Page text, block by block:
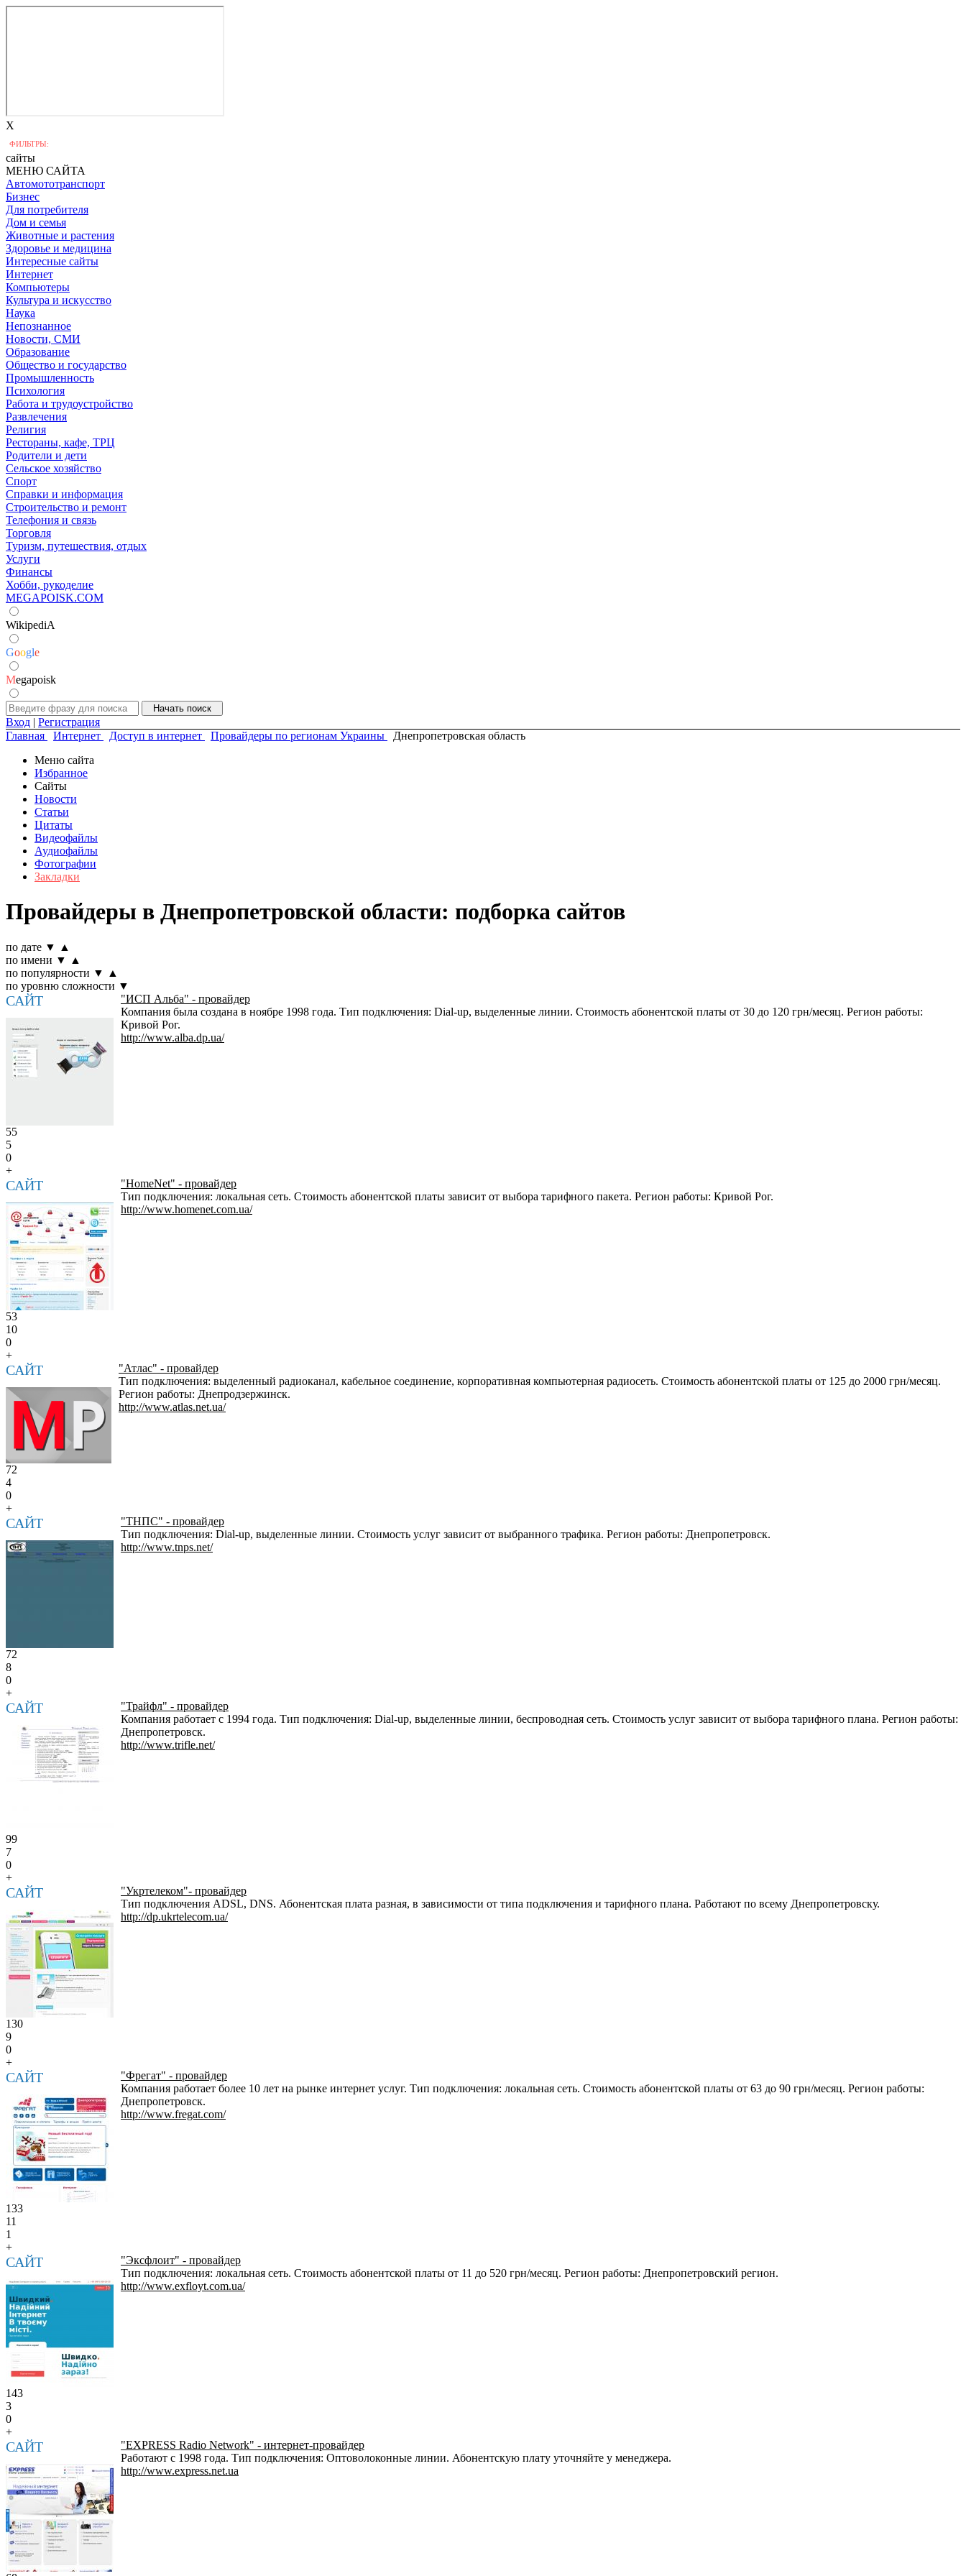
X
ФИЛЬТРЫ:
сайты
МЕНЮ САЙТА
Автомототранспорт
Бизнес
Для потребителя
Дом и семья
Животные и растения
Здоровье и медицина
Интересные сайты
Интернет
Компьютеры
Культура и искусство
Наука
Непознанное
Новости, СМИ
Образование
Общество и государство
Промышленность
Психология
Работа и трудоустройство
Развлечения
Религия
Рестораны, кафе, ТРЦ
Родители и дети
Сельское хозяйство
Спорт
Справки и информация
Строительство и ремонт
Телефония и связь
Торговля
Туризм, путешествия, отдых
Услуги
Финансы
Хобби, рукоделие
MEGAPOISK.COM
WikipediA
Google
Megapoisk
Вход | Регистрация
Главная
Интернет Доступ в интернет Провайдеры по регионам Украины
Днепропетровская область
Меню сайта
Избранное
Сайты
Новости
Статьи
Цитаты
Видеофайлы
Аудиофайлы
Фотографии
Закладки
Провайдеры в Днепропетровской области: подборка сайтов
по дате ▼
▲
по имени ▼
▲
по популярности ▼
▲
по уровню сложности ▼
САЙТ
"ИСП Альба" - провайдер
Компания была создана в ноябре 1998 года. Тип подключения: Dial-up, выделенные линии. Стоимость абонентской платы от 30 до 120 грн/месяц. Регион работы:
Кривой Рог.
http://www.alba.dp.ua/
55
5
0
+
САЙТ
"HomeNet" - провайдер
Тип подключения: локальная сеть. Стоимость абонентской платы зависит от выбора тарифного пакета. Регион работы: Кривой Рог.
http://www.homenet.com.ua/
53
10
0
+
САЙТ
"Атлас" - провайдер
Тип подключения: выделенный радиоканал, кабельное соединение, корпоративная компьютерная радиосеть. Стоимость абонентской платы от 125 до 2000 грн/месяц.
Регион работы: Днепродзержинск.
http://www.atlas.net.ua/
72
4
0
+
САЙТ
"ТНПС" - провайдер
Тип подключения: Dial-up, выделенные линии. Стоимость услуг зависит от выбранного трафика. Регион работы: Днепропетровск.
http://www.tnps.net/
72
8
0
+
САЙТ
"Трайфл" - провайдер
Компания работает с 1994 года. Тип подключения: Dial-up, выделенные линии, беспроводная сеть. Стоимость услуг зависит от выбора тарифного плана. Регион работы:
Днепропетровск.
http://www.trifle.net/
99
7
0
+
САЙТ
"Укртелеком"- провайдер
Тип подключения ADSL, DNS. Абонентская плата разная, в зависимости от типа подключения и тарифного плана. Работают по всему Днепропетровску.
http://dp.ukrtelecom.ua/
130
9
0
+
САЙТ
"Фрегат" - провайдер
Компания работает более 10 лет на рынке интернет услуг. Тип подключения: локальная сеть. Стоимость абонентской платы от 63 до 90 грн/месяц. Регион работы:
Днепропетровск.
http://www.fregat.com/
133
11
1
+
САЙТ
"Эксфлоит" - провайдер
Тип подключения: локальная сеть. Стоимость абонентской платы от 11 до 520 грн/месяц. Регион работы: Днепропетровский регион.
http://www.exfloyt.com.ua/
143
3
0
+
САЙТ
"EXPRESS Radio Network" - интернет-провайдер
Работают с 1998 года. Тип подключения: Оптоволоконные линии. Абонентскую плату уточняйте у менеджера.
http://www.express.net.ua